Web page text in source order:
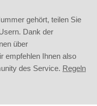
gehört, teilen Sie
Dank der
über
empfehlen Ihnen also
des Service. Regeln